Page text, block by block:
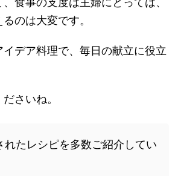
のは大変です。
デア料理で、毎日の献立に役立
さいね。
れたレシピを多数ご紹介してい